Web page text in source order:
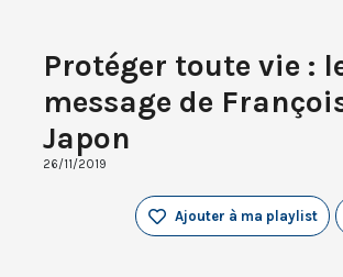
Protéger toute vie :
message de
Japon
26/11/2019
Ajouter à ma playlist